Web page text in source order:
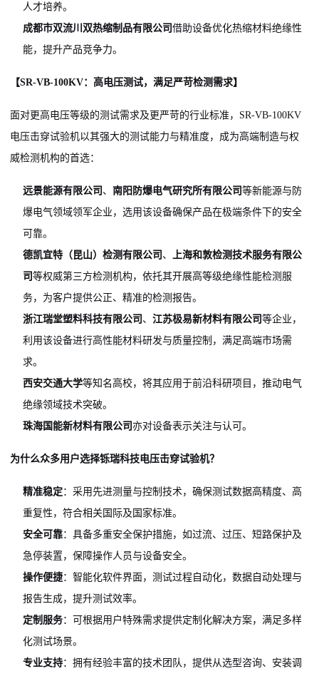
人才培养。
成都市双流川双热缩制品有限公司借助设备优化热缩材料绝缘性
能，提升产品竞争力。
【SR-VB-100KV：高电压测试，满足严苛检测需求】
面对更高电压等级的测试需求及更严苛的行业标准，SR-VB-100KV
电压击穿试验机以其强大的测试能力与精准度，成为高端制造与权
威检测机构的首选：
远景能源有限公司 、南阳防爆电气研究所有限公司等新能源与防
爆电气领域领军企业，选用该设备确保产品在极端条件下的安全
可靠。
德凯宜特（昆山）检测有限公司 、
上海和敦检测技术服务有限公
司等权威第三方检测机构，依托其开展高等级绝缘性能检测服
务，为客户提供公正、精准的检测报告。
浙江瑞堂塑料科技有限公司 、江苏极易新材料有限公司等企业，
利用该设备进行高性能材料研发与质量控制，满足高端市场需
求。
西安交通大学等知名高校，将其应用于前沿科研项目，推动电气
绝缘领域技术突破。
珠海国能新材料有限公司亦对设备表示关注与认可。
为什么众多用户选择铄瑞科技电压击穿试验机？
精准稳定：采用先进测量与控制技术，确保测试数据高精度、高
重复性，符合相关国际及国家标准。
安全可靠：具备多重安全保护措施，如过流、过压、短路保护及
急停装置，保障操作人员与设备安全。
操作便捷：智能化软件界面，测试过程自动化，数据自动处理与
报告生成，提升测试效率。
定制服务：可根据用户特殊需求提供定制化解决方案，满足多样
化测试场景。
专业支持：拥有经验丰富的技术团队，提供从选型咨询、安装调